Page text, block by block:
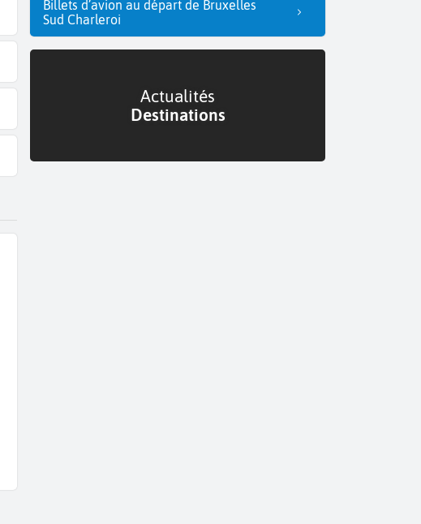
Billets d’avion au départ de Bruxelles
Sud Charleroi
Actualités
Destinations